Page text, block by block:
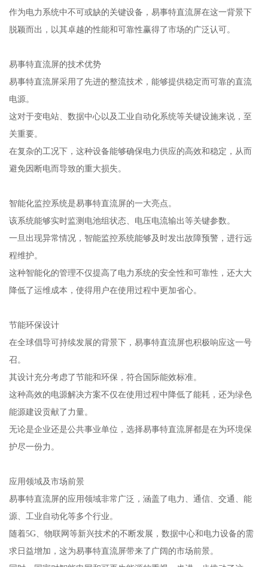
作为电力系统中不可或缺的关键设备，易事特直流屏在这一背景下
脱颖而出，以其卓越的性能和可靠性赢得了市场的广泛认可。
易事特直流屏的技术优势
易事特直流屏采用了先进的整流技术，能够提供稳定而可靠的直流
电源。
这对于变电站、数据中心以及工业自动化系统等关键设施来说，至
关重要。
在复杂的工况下，这种设备能够确保电力供应的高效和稳定，从而
避免因断电而导致的重大损失。
智能化监控系统是易事特直流屏的一大亮点。
该系统能够实时监测电池组状态、电压电流输出等关键参数。
一旦出现异常情况，智能监控系统能够及时发出故障预警，进行远
程维护。
这种智能化的管理不仅提高了电力系统的安全性和可靠性，还大大
降低了运维成本，使得用户在使用过程中更加省心。
节能环保设计
在全球倡导可持续发展的背景下，易事特直流屏也积极响应这一号
召。
其设计充分考虑了节能和环保，符合国际能效标准。
这种高效的电源解决方案不仅在使用过程中降低了能耗，还为绿色
能源建设贡献了力量。
无论是企业还是公共事业单位，选择易事特直流屏都是在为环境保
护尽一份力。
应用领域及市场前景
易事特直流屏的应用领域非常广泛，涵盖了电力、通信、交通、能
源、工业自动化等多个行业。
随着5G、物联网等新兴技术的不断发展，数据中心和电力设备的需
求日益增加，这为易事特直流屏带来了广阔的市场前景。